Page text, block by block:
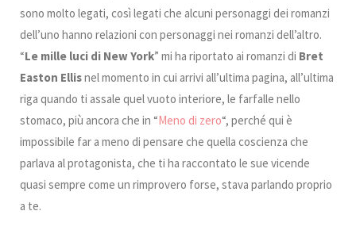
sono molto legati, così legati che alcuni personaggi dei romanzi
dell’uno hanno relazioni con personaggi nei romanzi dell’altro.
“Le mille luci di New York” mi ha riportato ai romanzi di Bret
Easton Ellisnel momento in cui arrivi all’ultima pagina, all’ultima
riga quando ti assale quel vuoto interiore, le farfalle nello
stomaco, più ancora che in “Meno di zero“, perché qui è
impossibile far a meno di pensare che quella coscienza che
parlava al protagonista, che ti ha raccontato le sue vicende
quasi sempre come un rimprovero forse, stava parlando proprio
a te.